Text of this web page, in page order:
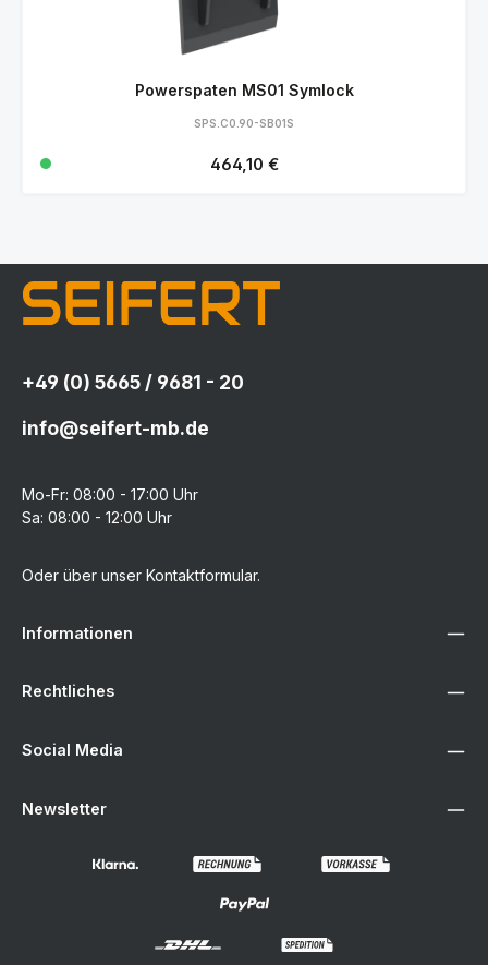
Powerspaten MS01 Symlock
SPS.C0.90-SB01S
Regulärer Preis:
464,10 €
+49 (0) 5665 / 9681 - 20
info@seifert-mb.de
Mo-Fr: 08:00 - 17:00 Uhr
Sa: 08:00 - 12:00 Uhr
Oder über unser Kontaktformular.
Informationen
Rechtliches
Social Media
Newsletter